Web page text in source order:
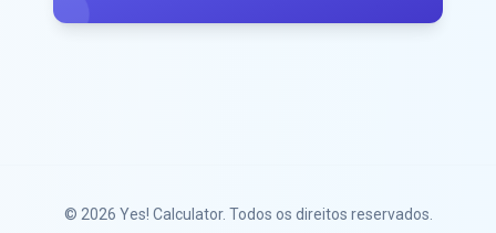
© 2026 Yes! Calculator. Todos os direitos reservados.